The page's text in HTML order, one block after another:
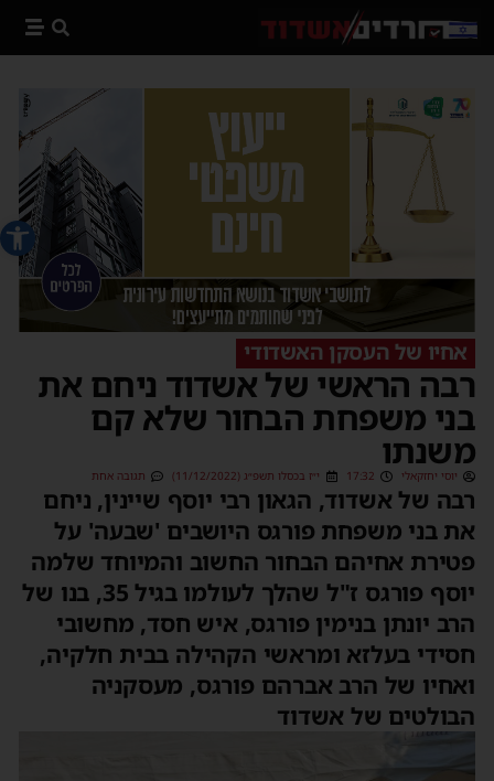
פתח
אחיו של העסקן האשדודי
רבה הראשי של אשדוד ניחם את
בני משפחת הבחור שלא קם
משנתו
יוסי יחזקאלי 17:32 י״ז בכסלו תשפ״ג (11/12/2022) תגובה אחת
רבה של אשדוד, הגאון רבי יוסף שיינין, ניחם
את בני משפחת פורגס היושבים 'שבעה' על
פטירת אחיהם הבחור החשוב והמיוחד שלמה
יוסף פורגס ז"ל שהלך לעולמו בגיל 35, בנו של
הרב יונתן בנימין פורגס, איש חסד, מחשובי
חסידי בעלזא ומראשי הקהילה בבית חלקיה,
ואחיו של הרב אברהם פורגס, מעסקניה
הבולטים של אשדוד